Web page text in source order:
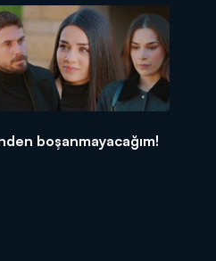
boşanmayacağım!